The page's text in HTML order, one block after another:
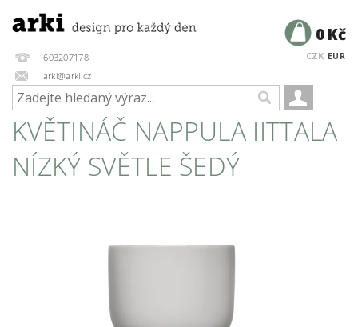
603207178
arki@arki.cz
CZK EUR
0 Kč
KVĚTINÁČ NAPPULA IITTALA
NÍZKÝ SVĚTLE ŠEDÝ